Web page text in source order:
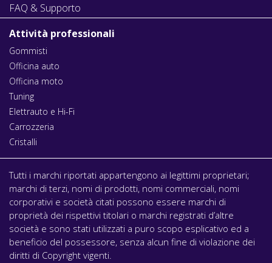
FAQ & Supporto
Attività professionali
Gommisti
Officina auto
Officina moto
Tuning
Elettrauto e Hi-Fi
Carrozzeria
Cristalli
Tutti i marchi riportati appartengono ai legittimi proprietari;
marchi di terzi, nomi di prodotti, nomi commerciali, nomi
corporativi e società citati possono essere marchi di
proprietà dei rispettivi titolari o marchi registrati d’altre
società e sono stati utilizzati a puro scopo esplicativo ed a
beneficio del possessore, senza alcun fine di violazione dei
diritti di Copyright vigenti.